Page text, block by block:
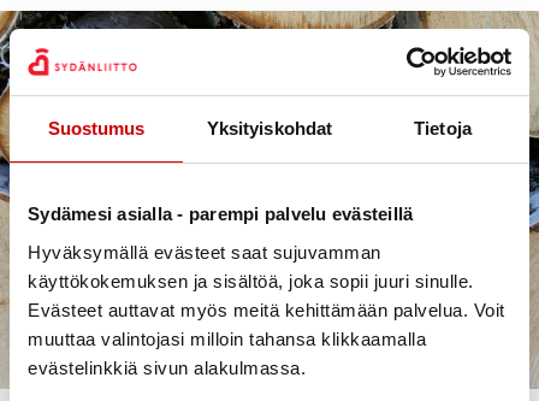
Suostumus Yksityiskohdat Tietoja
Sydämesi asialla - parempi palvelu evästeillä
Hyväksymällä evästeet saat sujuvamman
käyttökokemuksen ja sisältöä, joka sopii juuri sinulle.
Evästeet auttavat myös meitä kehittämään palvelua. Voit
muuttaa valintojasi milloin tahansa klikkaamalla
evästelinkkiä sivun alakulmassa.
Jäsenyyden
päättäminen